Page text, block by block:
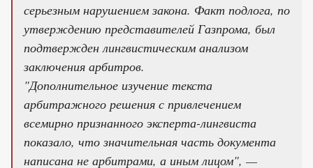
серьезным нарушением закона. Факт подлога, по
утверждению представителей Газпрома, был
подтвержден лингвистическим анализом
заключения арбитров.
"Дополнительное изучение текста
арбитражного решения с привлечением
всемирно признанного эксперта-лингвиста
показало, что значительная часть документа
написана не арбитрами, а иным лицом", —